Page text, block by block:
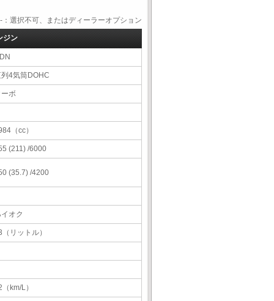
択不可、またはディーラーオプション
ジン
4気筒DOHC
ーボ
（cc）
(211) /6000
(35.7) /4200
オク
（リットル）
（km/L）